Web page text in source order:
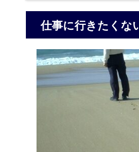
仕事に行きたくな